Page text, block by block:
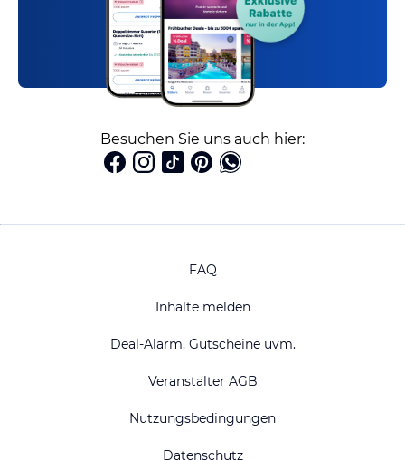
Besuchen Sie uns auch hier:
FAQ
Inhalte melden
Deal-Alarm, Gutscheine uvm.
Veranstalter AGB
Nutzungsbedingungen
Datenschutz